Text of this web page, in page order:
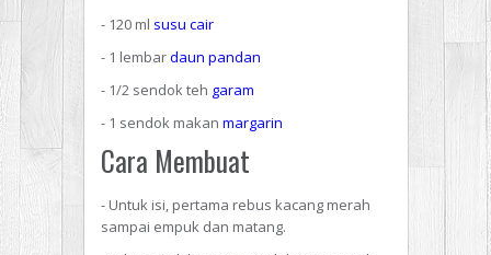
- 120 ml susu cair
- 1 lembardaun pandan
- 1/2 sendok teh garam
- 1 sendok makan margarin
Cara Membuat
- Untuk isi, pertama rebus kacang merah
sampai empuk dan matang.